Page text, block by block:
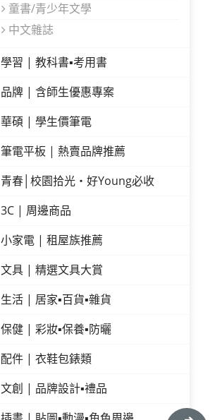
童書/青少年文學
中文雜誌
學習 | 教科書▪考用書
品牌 | 含師生優惠專案
華碩 | 學生價筆電
筆電平板 | 熱賣品牌推薦
青春│校園拾光・好Young必收
3C | 周邊商品
小家電 | 租屋族推薦
文具 | 精選文具大賞
生活 | 居家▪百貨▪雜貨
保健 | 彩妝▪保養▪防曬
配件 | 衣鞋包錶類
文創 | 品牌設計▪禮品